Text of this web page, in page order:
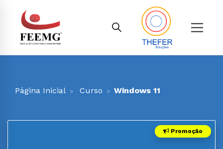
Página Inicial Curso Windows 11
Promoção